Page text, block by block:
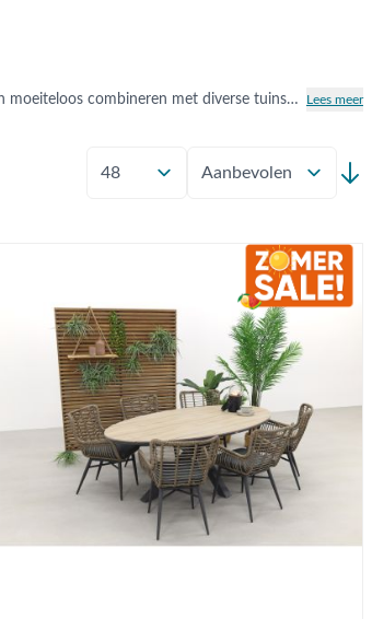
In stijl buiten dineren doe je met een bruine tuinset die sfeer en warmte toevoegt aan elke tuin. De kleur bruin laat zich moeiteloos combineren met diverse tuinstijlen en materialen van van teakhout tot rope en keramiek. Of je nu kiest voor een landelijke of moderne uitstraling, er is altijd een tint en vorm die bij jouw tuin past. Bekijk het uitgebreide assortiment bruine tuinsets bij Van der Garde Tuinmeubelen online. Je bent ook van harte welkom in één van onze showrooms in Opheusden, Duiven of Apeldoorn. Lees meer